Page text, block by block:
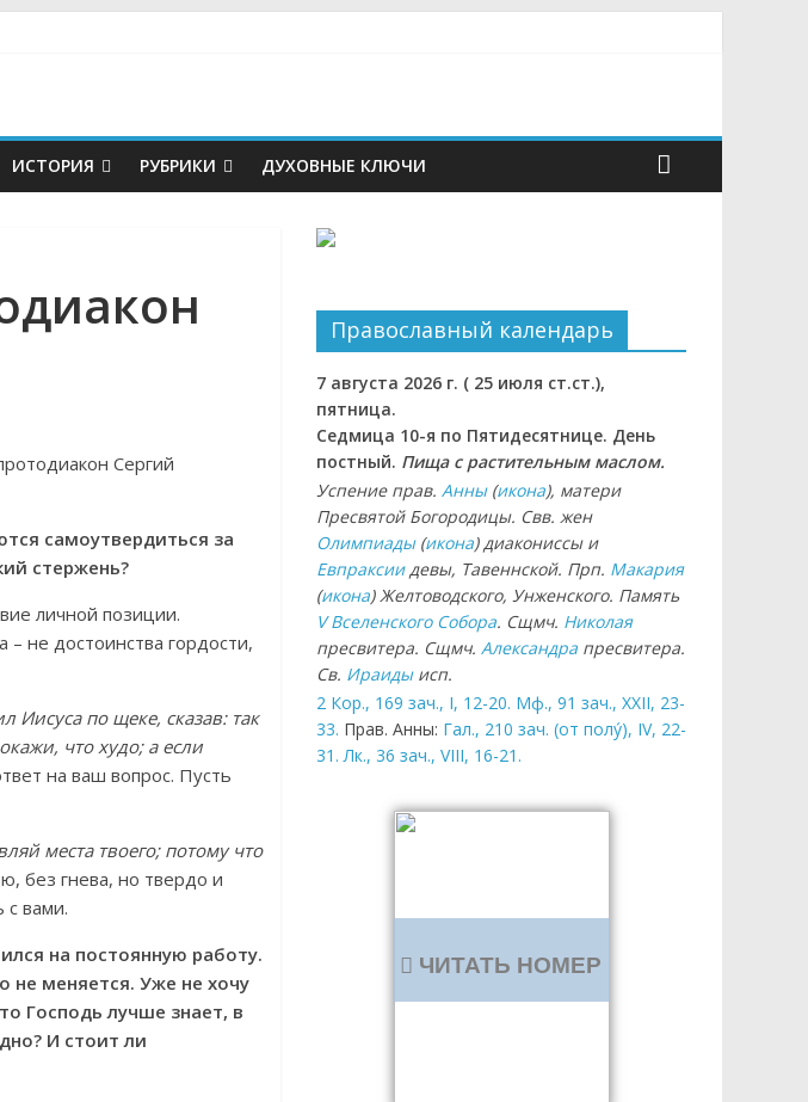
ИСТОРИЯ РУБРИКИ ДУХОВНЫЕ КЛЮЧИ
Сергий
самоутвердиться за
стержень?
личной позиции.
не достоинства гордости,
Иисуса по щеке, сказав: так
что худо; а если
на ваш вопрос. Пусть
места твоего; потому что
без гнева, но твердо и
с вами.
на постоянную работу.
не меняется. Уже не хочу
Господь лучше знает, в
И стоит ли
Православный календарь
7 августа 2026 г. ( 25 июля ст.ст.),
пятница.
Седмица 10-я по Пятидесятнице. День
постный. Пища с растительным маслом.
Успение прав. Анны(икона), матери
Пресвятой Богородицы. Свв. жен
Олимпиады(икона) диакониссы и
Евпраксиидевы, Тавеннской. Прп. Макария
(икона) Желтоводского, Унженского. Память
V Вселенского Собора. Сщмч. Николая
пресвитера. Сщмч. Александра пресвитера.
Св. Ираидыисп.
2 Кор., 169 зач., I, 12-20. Мф., 91 зач., XXII, 23-
33. Прав. Анны: Гал., 210 зач. (от полу́), IV, 22-
31. Лк., 36 зач., VIII, 16-21.
ЧИТАТЬ НОМЕР